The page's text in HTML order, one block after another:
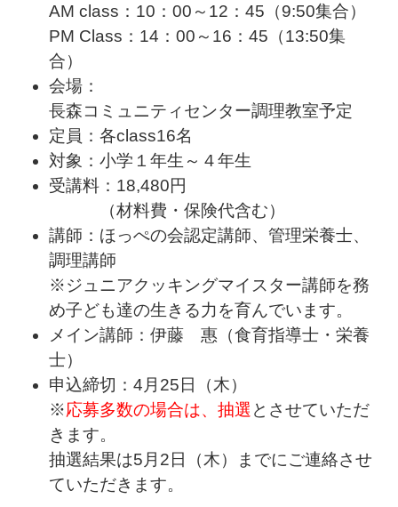
AM class：10：00～12：45（9:50集合）
PM Class：14：00～16：45（13:50集
合）
会場：
長森コミュニティセンター調理教室予定
定員：各class16名
対象：小学１年生～４年生
受講料：18,480円
（材料費・保険代含む）
講師：ほっぺの会認定講師、管理栄養士、
調理講師
※ジュニアクッキングマイスター講師を務
め子ども達の生きる力を育んでいます。
メイン講師：伊藤 惠（食育指導士・栄養
士）
申込締切：4月25日（木）
※応募多数の場合は、抽選 とさせていただ
きます。
抽選結果は5月2日（木）までにご連絡させ
ていただきます。